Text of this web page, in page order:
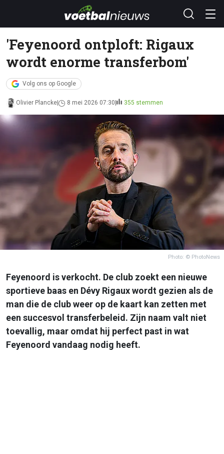
'Feyenoord ontploft: Rigaux
wordt enorme transferbom'
Volg ons op Google
Olivier Plancke 8 mei 2026 07:30 355 stemmen
Photo: © PhotoNews
Feyenoord is verkocht. De club zoekt een nieuwe
sportieve baas en Dévy Rigaux wordt gezien als de
man die de club weer op de kaart kan zetten met
een succesvol transferbeleid. Zijn naam valt niet
toevallig, maar omdat hij perfect past in wat
Feyenoord vandaag nodig heeft.